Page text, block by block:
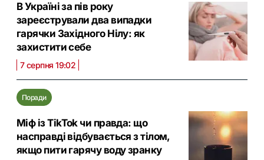
В Україні за пів року
зареєстрували два випадки
гарячки Західного Нілу: як
захистити себе
7 серпня 19:02
Поради
Міф із TikTok чи правда: що
насправді відбувається з тілом,
якщо пити гарячу воду зранку